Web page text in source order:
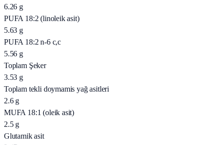
6.26 g
PUFA 18:2 (linoleik asit)
5.63 g
PUFA 18:2 n-6 c,c
5.56 g
Toplam Şeker
3.53 g
Toplam tekli doymamis yağ asitleri
2.6 g
MUFA 18:1 (oleik asit)
2.5 g
Glutamik asit